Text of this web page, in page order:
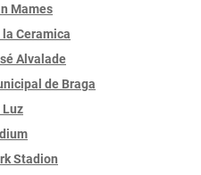
Mames
Ceramica
Alvalade
de Braga
Luz
Stadion